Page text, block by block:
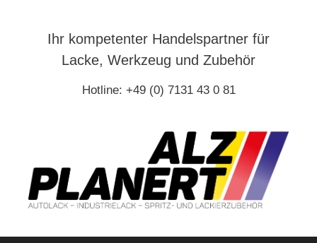
Ihr kompetenter Handelspartner für
Lacke, Werkzeug und Zubehör
Hotline: +49 (0) 7131 43 0 81